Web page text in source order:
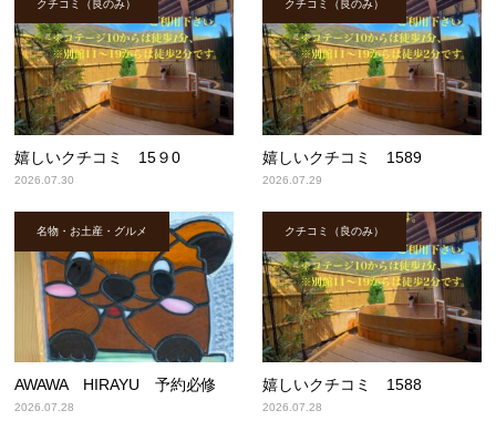
クチコミ（良のみ）
嬉しいクチコミ 15９0
2026.07.30
クチコミ（良のみ）
嬉しいクチコミ 1589
2026.07.29
名物・お土産・グルメ
AWAWA HIRAYU 予約必修
2026.07.28
クチコミ（良のみ）
嬉しいクチコミ 1588
2026.07.28